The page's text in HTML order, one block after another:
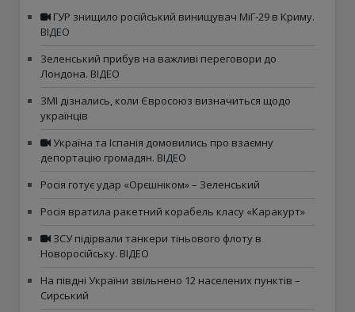
ГУР знищило російський винищувач МіГ-29 в Криму.
ВІДЕО
Зеленський прибув на важливі переговори до
Лондона. ВІДЕО
ЗМІ дізнались, коли Євросоюз визначиться щодо
українців
Україна та Іспанія домовились про взаємну
депортацію громадян. ВІДЕО
Росія готує удар «Орєшніком» – Зеленський
Росія вратила ракетний корабель класу «Каракурт»
ЗСУ підірвали танкери тіньового флоту в
Новоросійську. ВІДЕО
На півдні України звільнено 12 населених пунктів –
Сирський